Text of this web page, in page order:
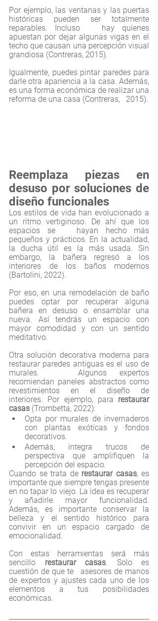
Por ejemplo, las ventanas y las puertas
históricas pueden ser totalmente
reparables. Incluso   hay quienes
apuestan por dejar algunas vigas en el
techo que causan una percepción visual
grandiosa (Contreras, 2015).
Igualmente, puedes pintar paredes para
darle otra apariencia a la casa. Además,
es una forma económica de realizar una
reforma de una casa (Contreras,   2015).
Reemplaza piezas en
desuso por soluciones de
diseño funcionales
Los estilos de vida han evolucionado a
un ritmo vertiginoso. De ahí que los
espacios se   hayan hecho más
pequeños y prácticos. En la actualidad,
la ducha útil es la más usada. Sin
embargo, la bañera regresó a los
interiores de los baños modernos
(Bartolini, 2022).
Por eso, en una remodelación de baño
puedes optar por recuperar alguna
bañera en desuso o ensamblar una
nueva. Así tendrás un espacio con
mayor comodidad y con un sentido
meditativo.
Otra solución decorativa moderna para
restaurar paredes antiguas es el uso de
murales.   Algunos expertos
recomiendan paneles abstractos como
revestimientos en el diseño de
interiores. Por ejemplo, para restaurar
casas (Trombetta, 2022):
Opta por murales de invernaderos
con plantas exóticas y fondos
decorativos.
Además, integra trucos de
perspectiva que amplifiquen la
percepción del espacio.
Cuando se trata de restaurar casas, es
importante que siempre tengas presente
en no tapar lo viejo. La idea es recuperar
y añadirle mayor funcionalidad.
Además, es importante conservar la
belleza y el sentido histórico para
convivir en un espacio cargado de
emocionalidad.
Con estas herramientas será más
sencillo restaurar casas . Solo es
cuestión de que te   asesores de manos
de expertos y ajustes cada uno de los
elementos a tus posibilidades
económicas.